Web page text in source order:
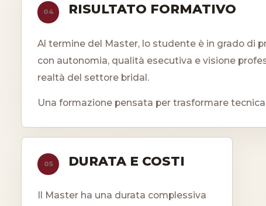
04 RISULTATO FORMATIVO
Al termine del Master, lo studente è in grado di
con autonomia, qualità esecutiva e visione
realtà del settore bridal.
Una formazione pensata per trasformare
05 DURATA E COSTI
Il Master ha una durata complessiva